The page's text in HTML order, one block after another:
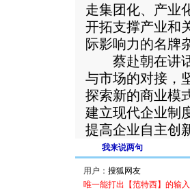
走集团化、产业
开拓支撑产业和
际影响力的名牌
蔡赴朝在讲话
与市场的对接，
探索新的商业模
建立现代企业制
提高企业自主创
我来说两句
用户：
唯一能打出【范特西】的输入